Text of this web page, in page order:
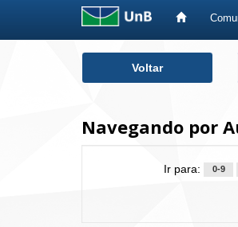
Voltar
Navegando por
Ir para: 0-9